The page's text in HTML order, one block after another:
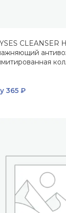
CLEANSER
365 ₽